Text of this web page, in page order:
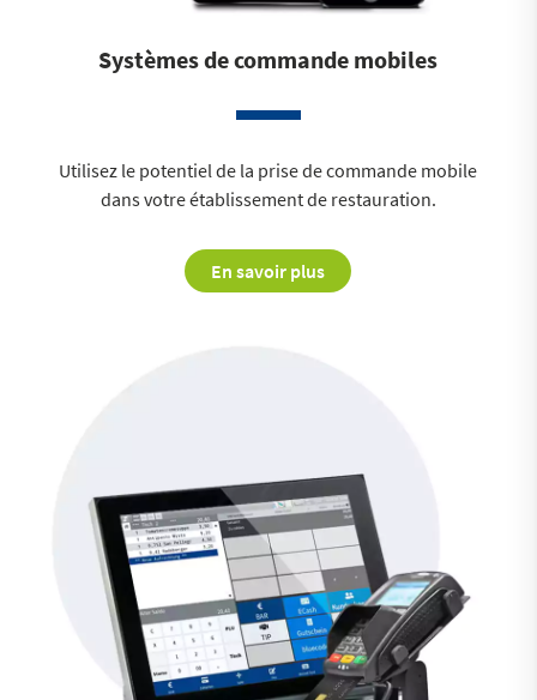
Systèmes de commande mobiles
Utilisez le potentiel de la prise de commande mobile
dans votre établissement de restauration.
En savoir plus